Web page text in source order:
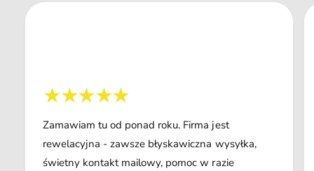
Zamawiam tu od ponad roku. Firma jest
rewelacyjna - zawsze błyskawiczna wysyłka,
świetny kontakt mailowy, pomoc w razie